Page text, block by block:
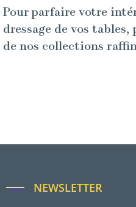
Pour parfaire votre
dressage de vos
de nos collections
NEWSLETTER